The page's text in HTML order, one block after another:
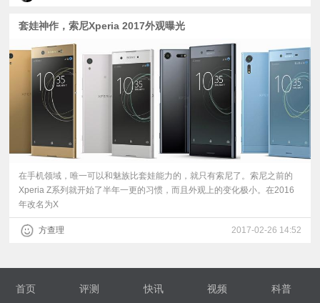
套娃神作，索尼Xperia 2017外观曝光
在手机领域，唯一可以和魅族比套娃能力的，就只有索尼了。索尼之前的
Xperia Z系列就开始了半年一更的习惯，而且外观上的变化极小。在2016
年改名为X
方查理 2017-02-26 14:52
首页 评测 快讯 视频 科普